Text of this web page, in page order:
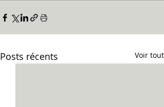
Posts récents Voir tout